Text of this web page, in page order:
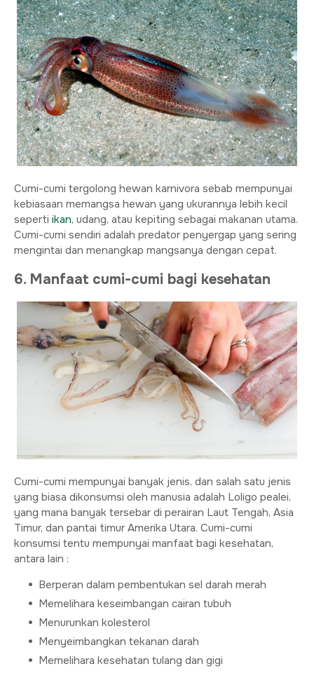
Cumi-cumi tergolong hewan karnivora sebab mempunyai
kebiasaan memangsa hewan yang ukurannya lebih kecil
seperti ikan, udang, atau kepiting sebagai makanan utama.
Cumi-cumi sendiri adalah predator penyergap yang sering
mengintai dan menangkap mangsanya dengan cepat.
6. Manfaat cumi-cumi bagi kesehatan
Cumi-cumi mempunyai banyak jenis, dan salah satu jenis
yang biasa dikonsumsi oleh manusia adalah Loligo pealei,
yang mana banyak tersebar di perairan Laut Tengah, Asia
Timur, dan pantai timur Amerika Utara. Cumi-cumi
konsumsi tentu mempunyai manfaat bagi kesehatan,
antara lain :
Berperan dalam pembentukan sel darah merah
Memelihara keseimbangan cairan tubuh
Menurunkan kolesterol
Menyeimbangkan tekanan darah
Memelihara kesehatan tulang dan gigi